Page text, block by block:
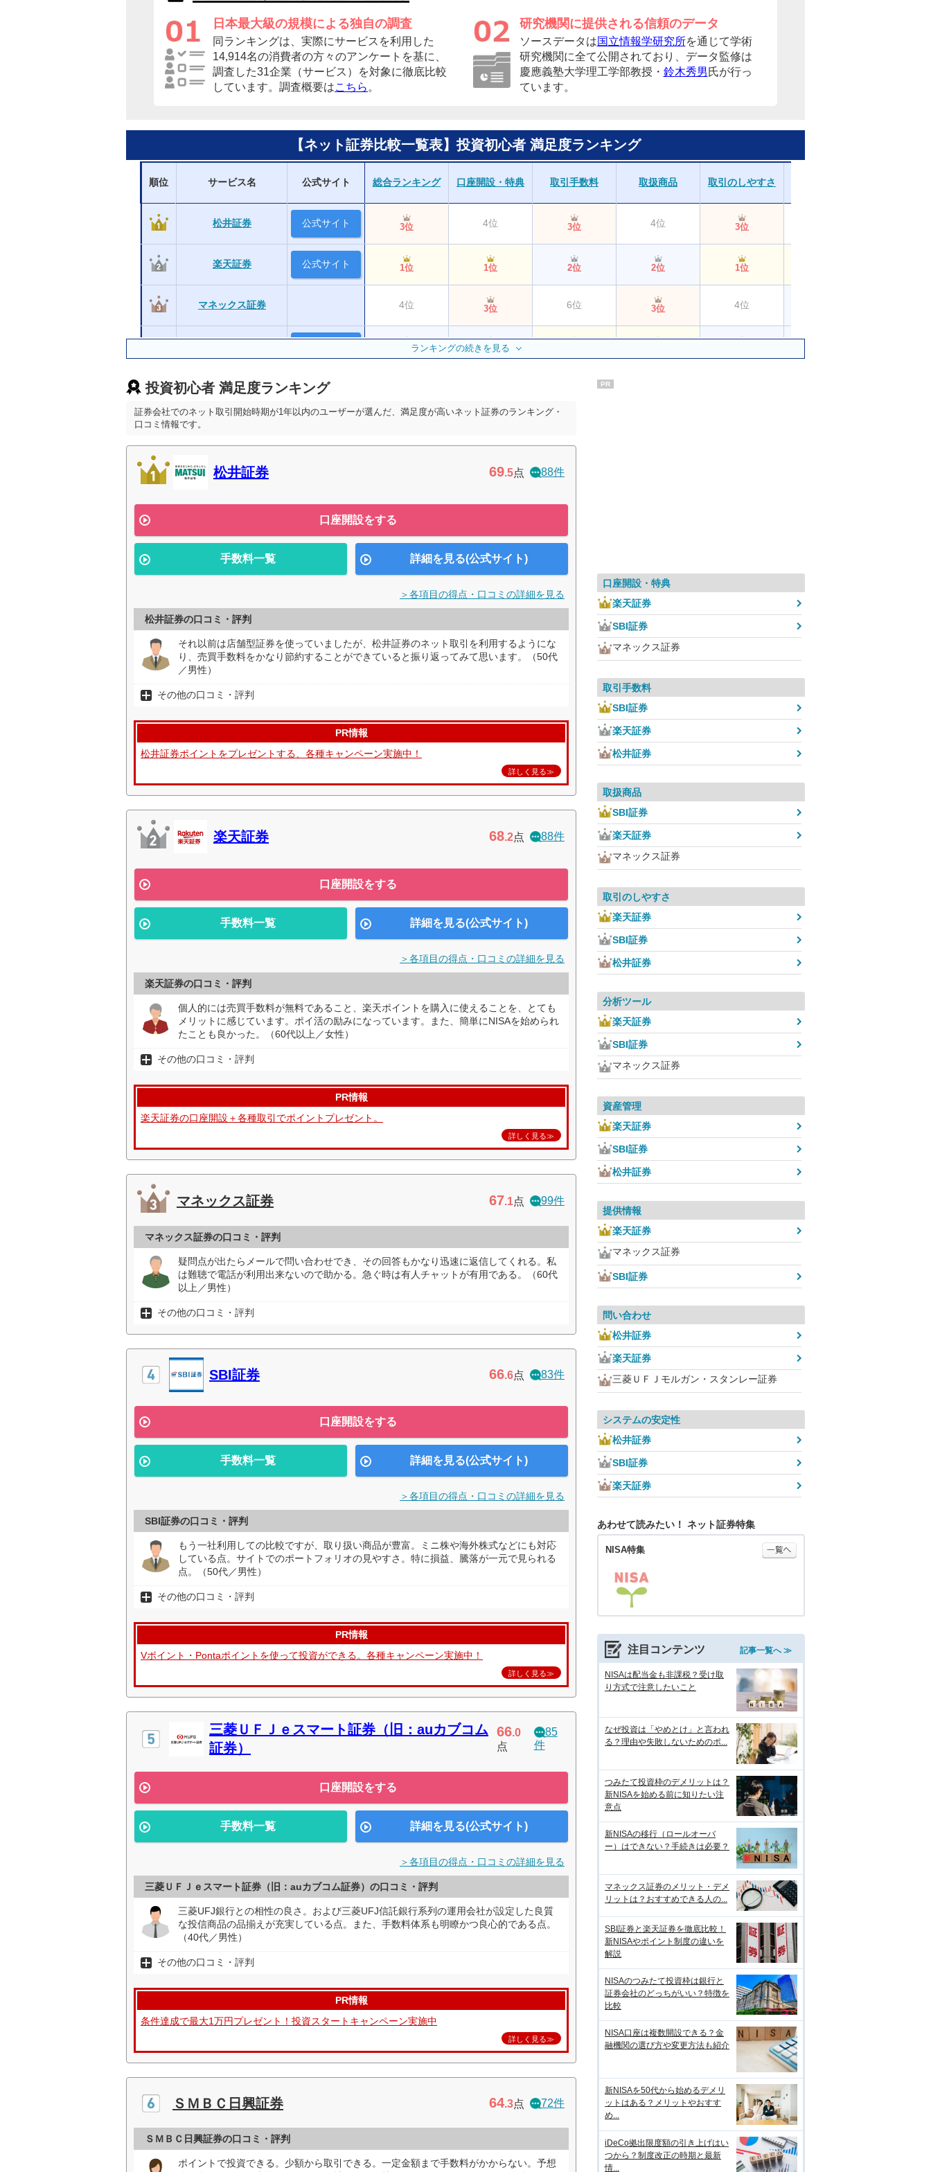
日本最大級の規模による独自の調査
同ランキングは、実際にサービスを利用した
14,914名の消費者の方々のアンケートを基に、
調査した31企業（サービス）を対象に徹底比較
しています。調査概要はこちら 。
研究機関に提供される信頼のデータ
ソースデータは国立情報学研究所を通じて学術
研究機関に全て公開されており、データ監修は
慶應義塾大学理工学部教授・ 鈴木秀男 氏が行っ
ています。
【ネット証券比較一覧表】投資初心者 満足度ランキング
順位 サービス名 公式サイト 総合ランキング 口座開設・特典 取引手数料 取扱商品 取引のしやすさ
松井証券 公式サイト 3位 4位 3位 4位 3位
楽天証券 公式サイト 1位 1位 2位 2位 1位
マネックス証券 4位 3位 6位 3位 4位
2位 2位
三菱ＵＦＪｅスマート
証券（旧：auカブコム
公式サイト
野村證券 ー
ランキングの続きを見る
投資初心者 満足度ランキング
証券会社でのネット取引開始時期が1年以内のユーザーが選んだ、満足度が高いネット証券のランキング・
口コミ情報です。
松井証券 69.5点 88件
口座開設をする
手数料一覧 詳細を見る(公式サイト)
＞各項目の得点・口コミの詳細を見る
松井証券の口コミ・評判
それ以前は店舗型証券を使っていましたが、松井証券のネット取引を利用するようにな
り、売買手数料をかなり節約することができていると振り返ってみて思います。（50代
／男性）
その他の口コミ・評判
PR情報
松井証券ポイントをプレゼントする、各種キャンペーン実施中！
詳しく見る≫
楽天証券 68.2点 88件
口座開設をする
手数料一覧 詳細を見る(公式サイト)
＞各項目の得点・口コミの詳細を見る
楽天証券の口コミ・評判
個人的には売買手数料が無料であること、楽天ポイントを購入に使えることを、とても
メリットに感じています。ポイ活の励みになっています。また、簡単にNISAを始められ
たことも良かった。（60代以上／女性）
その他の口コミ・評判
PR情報
楽天証券の口座開設＋各種取引でポイントプレゼント。
詳しく見る≫
マネックス証券 67.1点 99件
マネックス証券の口コミ・評判
疑問点が出たらメールで問い合わせでき、その回答もかなり迅速に返信してくれる。私
は難聴で電話が利用出来ないので助かる。急ぐ時は有人チャットが有用である。（60代
以上／男性）
その他の口コミ・評判
SBI証券 66.6点 83件
口座開設をする
手数料一覧 詳細を見る(公式サイト)
＞各項目の得点・口コミの詳細を見る
SBI証券の口コミ・評判
もう一社利用しての比較ですが、取り扱い商品が豊富。ミニ株や海外株式などにも対応
している点。サイトでのポートフォリオの見やすさ。特に損益、騰落が一元で見られる
点。（50代／男性）
その他の口コミ・評判
PR情報
Vポイント・Pontaポイントを使って投資ができる。各種キャンペーン実施中！
詳しく見る≫
三菱ＵＦＪｅスマート証券（旧：auカブコム
証券）
66.0
点
85
件
口座開設をする
手数料一覧 詳細を見る(公式サイト)
＞各項目の得点・口コミの詳細を見る
三菱ＵＦＪｅスマート証券（旧：auカブコム証券）の口コミ・評判
三菱UFJ銀行との相性の良さ。および三菱UFJ信託銀行系列の運用会社が設定した良質
な投信商品の品揃えが充実している点。また、手数料体系も明瞭かつ良心的である点。
（40代／男性）
その他の口コミ・評判
PR情報
条件達成で最大1万円プレゼント！投資スタートキャンペーン実施中
詳しく見る≫
ＳＭＢＣ日興証券 64.3点 72件
ＳＭＢＣ日興証券の口コミ・評判
ポイントで投資できる。少額から取引できる。一定金額まで手数料がかからない。予想
PR
口座開設・特典
楽天証券
SBI証券
マネックス証券
取引手数料
SBI証券
楽天証券
松井証券
取扱商品
SBI証券
楽天証券
マネックス証券
取引のしやすさ
楽天証券
SBI証券
松井証券
分析ツール
楽天証券
SBI証券
マネックス証券
資産管理
楽天証券
SBI証券
松井証券
提供情報
楽天証券
マネックス証券
SBI証券
問い合わせ
松井証券
楽天証券
三菱ＵＦＪモルガン・スタンレー証券
システムの安定性
松井証券
SBI証券
楽天証券
あわせて読みたい！ ネット証券特集
NISA特集
注目コンテンツ 記事一覧へ ≫
NISAは配当金も非課税？受け取
り方式で注意したいこと
なぜ投資は「やめとけ」と言われ
る？理由や失敗しないためのポ...
つみたて投資枠のデメリットは？
新NISAを始める前に知りたい注
意点
新NISAの移行（ロールオーバ
ー）はできない？手続きは必要？
マネックス証券のメリット・デメ
リットは？おすすめできる人の...
SBI証券と楽天証券を徹底比較！
新NISAやポイント制度の違いを
解説
NISAのつみたて投資枠は銀行と
証券会社のどっちがいい？特徴を
比較
NISA口座は複数開設できる？金
融機関の選び方や変更方法も紹介
新NISAを50代から始めるデメリ
ットはある？メリットやおすす
め...
iDeCo拠出限度額の引き上げはい
つから？制度改正の時期と最新
情...